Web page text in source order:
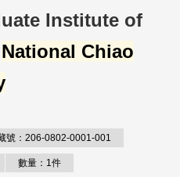
Institute of
National Chiao
號：206-0802-0001-001
數量：1件